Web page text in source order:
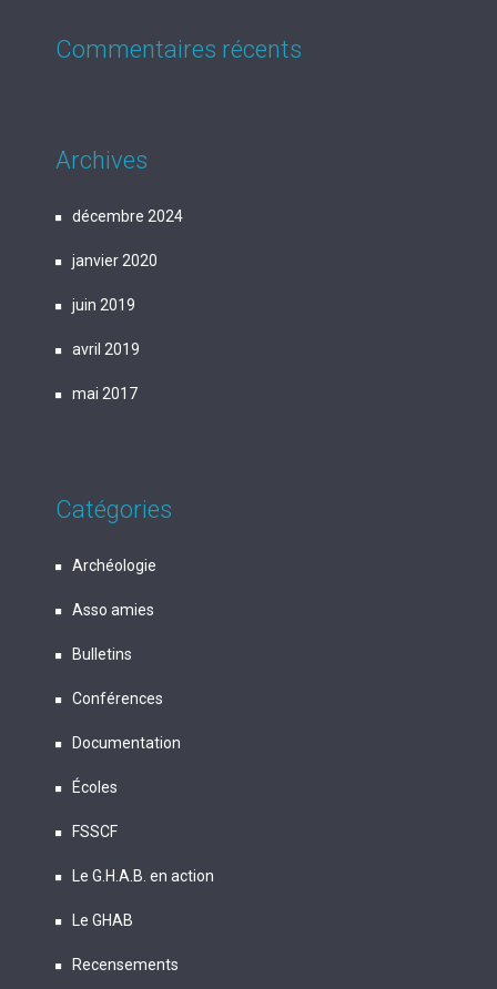
Commentaires récents
Archives
décembre 2024
janvier 2020
juin 2019
avril 2019
mai 2017
Catégories
Archéologie
Asso amies
Bulletins
Conférences
Documentation
Écoles
FSSCF
Le G.H.A.B. en action
Le GHAB
Recensements